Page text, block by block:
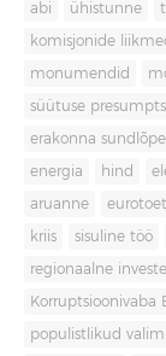
abi ühistunne
komisjonide
monumendid
süütuse
erakonna
energia hind
aruanne
kriis sisuline töö
regionaalne
Korruptsioonivaba
populistlikud